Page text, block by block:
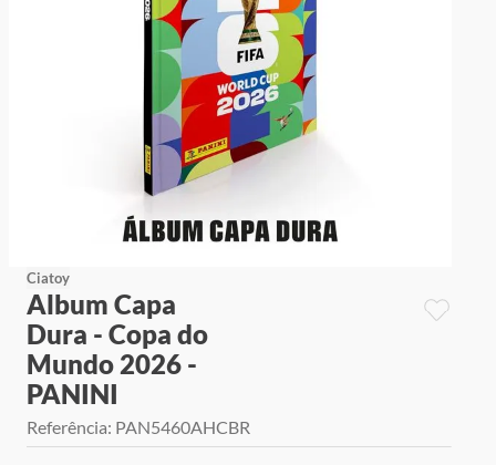
Ciatoy
Album Capa
Dura - Copa do
Mundo 2026 -
PANINI
Referência: PAN5460AHCBR
rainbow high